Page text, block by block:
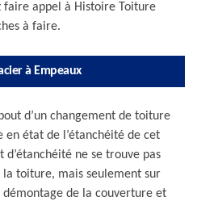
faire appel à Histoire Toiture
à faire.
à Empeaux
d’un changement de toiture
état de l’étanchéité de cet
ne se trouve pas
toiture, mais seulement sur
de la couverture et